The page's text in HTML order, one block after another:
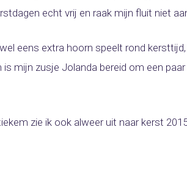
echt vrij en raak mijn fluit niet
eens extra hoorn speelt rond
mijn zusje Jolanda bereid om een
zie ik ook alweer uit naar kerst